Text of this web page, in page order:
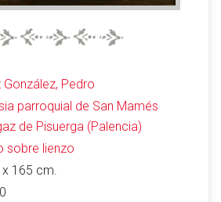
González, Pedro
parroquial de San Mamés
de Pisuerga (Palencia)
sobre lienzo
x 165 cm.